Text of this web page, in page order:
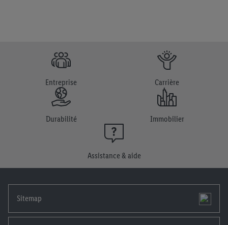
Entreprise Carrière
Durabilité Immobilier
Assistance & aide
Sitemap